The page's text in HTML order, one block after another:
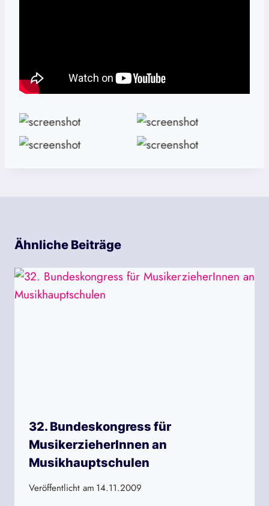
Screenshot
Screenshot
Screenshot
Screenshot
Ähnliche Beiträge
32. Bundeskongress für
MusikerzieherInnen an
Musikhauptschulen
Veröffentlicht am 14.11.2009